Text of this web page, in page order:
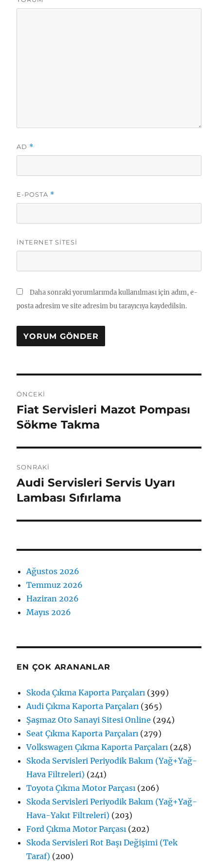
AD *
E-POSTA *
İNTERNET SITESI
Daha sonraki yorumlarımda kullanılması için adım, e-
posta adresim ve site adresim bu tarayıcıya kaydedilsin.
gezinmesi
ÖNCEKI
Önceki
yazı:
Fiat Servisleri Mazot Pompası
Sökme Takma
SONRAKI
Sonraki
yazı:
Audi Servisleri Servis Uyarı
Lambası Sıfırlama
Ağustos 2026
Temmuz 2026
Haziran 2026
Mayıs 2026
EN ÇOK ARANANLAR
Skoda Çıkma Kaporta Parçaları (399)
Audi Çıkma Kaporta Parçaları (365)
Şaşmaz Oto Sanayi Sitesi Online (294)
Seat Çıkma Kaporta Parçaları (279)
Volkswagen Çıkma Kaporta Parçaları (248)
Skoda Servisleri Periyodik Bakım (Yağ+Yağ-
Hava Filtreleri) (241)
Toyota Çıkma Motor Parçası (206)
Skoda Servisleri Periyodik Bakım (Yağ+Yağ-
Hava-Yakıt Filtreleri) (203)
Ford Çıkma Motor Parçası (202)
Skoda Servisleri Rot Başı Değişimi (Tek
Taraf) (200)